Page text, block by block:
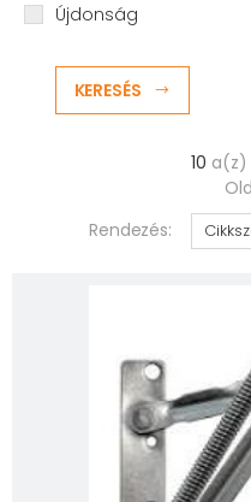
Újdonság
KERESÉS
10 a(z)
Rendezés: